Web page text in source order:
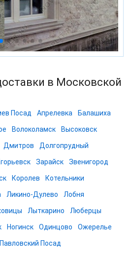
в Московской
Посад Апрелевка Балашиха
Волоколамск Высоковск
Дмитров Долгопрудный
Зарайск Звенигород
Королев Котельники
Ликино-Дулево Лобня
Лыткарино Люберцы
Ногинск Одинцово Ожерелье
Павловский Посад